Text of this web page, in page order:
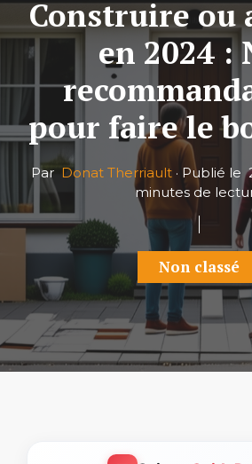
Construire ou
en 2024 :
pour faire le
Par Donat Therriault · Publié le
minutes de
Non classé